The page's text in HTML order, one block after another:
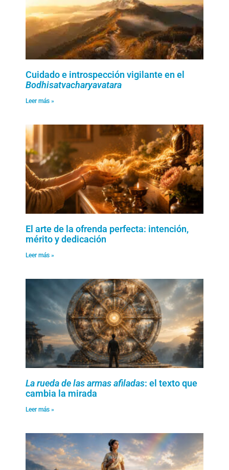
Cuidado e introspección vigilante en el
Bodhisatvacharyavatara
Leer más »
El arte de la ofrenda perfecta: intención,
mérito y dedicación
Leer más »
La rueda de las armas afiladas: el texto que
cambia la mirada
Leer más »